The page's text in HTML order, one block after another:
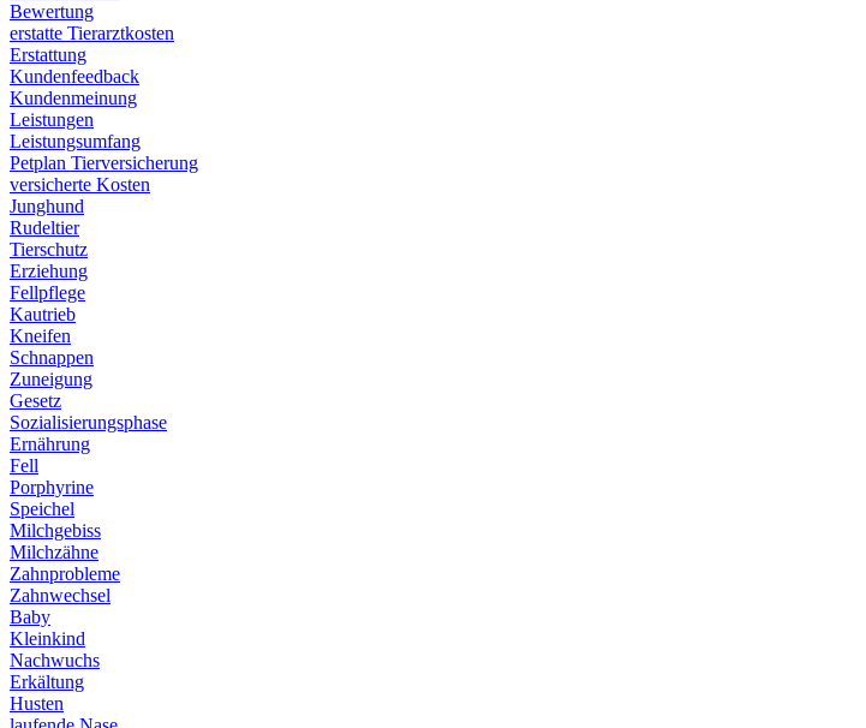
Bewertung
erstatte Tierarztkosten
Erstattung
Kundenfeedback
Kundenmeinung
Leistungen
Leistungsumfang
Petplan Tierversicherung
versicherte Kosten
Junghund
Rudeltier
Tierschutz
Erziehung
Fellpflege
Kautrieb
Kneifen
Schnappen
Zuneigung
Gesetz
Sozialisierungsphase
Ernährung
Fell
Porphyrine
Speichel
Milchgebiss
Milchzähne
Zahnprobleme
Zahnwechsel
Baby
Kleinkind
Nachwuchs
Erkältung
Husten